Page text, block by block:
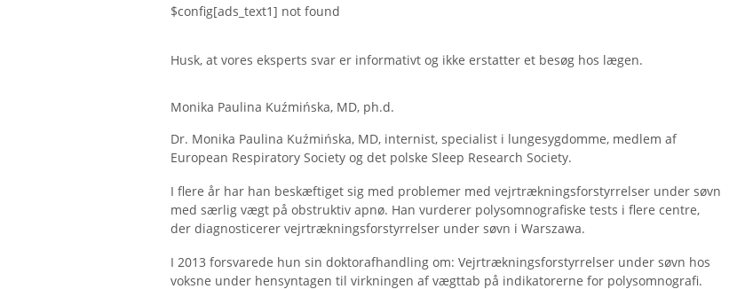
$config[ads_text1] not found
Husk, at vores eksperts svar er informativt og ikke erstatter et besøg hos lægen.
Monika Paulina Kuźmińska, MD, ph.d.
Dr. Monika Paulina Kuźmińska, MD, internist, specialist i lungesygdomme, medlem af
European Respiratory Society og det polske Sleep Research Society.
I flere år har han beskæftiget sig med problemer med vejrtrækningsforstyrrelser under søvn
med særlig vægt på obstruktiv apnø. Han vurderer polysomnografiske tests i flere centre,
der diagnosticerer vejrtrækningsforstyrrelser under søvn i Warszawa.
I 2013 forsvarede hun sin doktorafhandling om: Vejrtrækningsforstyrrelser under søvn hos
voksne under hensyntagen til virkningen af ​​vægttab på indikatorerne for polysomnografi.